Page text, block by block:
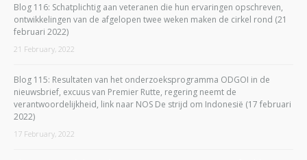
Blog 116: Schatplichtig aan veteranen die hun ervaringen opschreven,
ontwikkelingen van de afgelopen twee weken maken de cirkel rond (21
februari 2022)
21 February, 2022
Blog 115: Resultaten van het onderzoeksprogramma ODGOI in de
nieuwsbrief, excuus van Premier Rutte, regering neemt de
verantwoordelijkheid, link naar NOS De strijd om Indonesië (17 februari
2022)
17 February, 2022